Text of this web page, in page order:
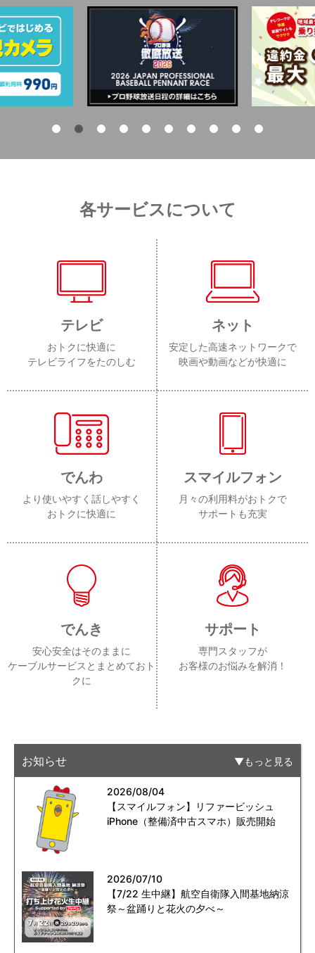
各サービスについて
テレビ
おトクに快適に
テレビライフをたのしむ
ネット
安定した高速ネットワークで
映画や動画などが快適に
でんわ
より使いやすく話しやすく
おトクに快適に
スマイルフォン
月々の利用料がおトクで
サポートも充実
でんき
安心安全はそのままに
ケーブルサービスとまとめておト
クに
サポート
専門スタッフが
お客様のお悩みを解消！
お知らせ もっと見る
2026/08/04
【スマイルフォン】リファービッシュ
iPhone（整備済中古スマホ）販売開始
2026/07/10
【7/22 生中継】航空自衛隊入間基地納涼
祭～盆踊りと花火の夕べ～